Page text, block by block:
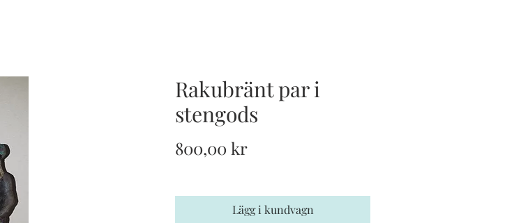
Rakubränt par i
stengods
800,00 krPris
Lägg i kundvagn